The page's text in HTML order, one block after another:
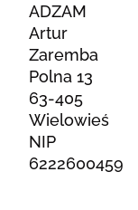
ADZAM
Artur
Zaremba
Polna 13
63-405
Wielowieś
NIP
6222600459